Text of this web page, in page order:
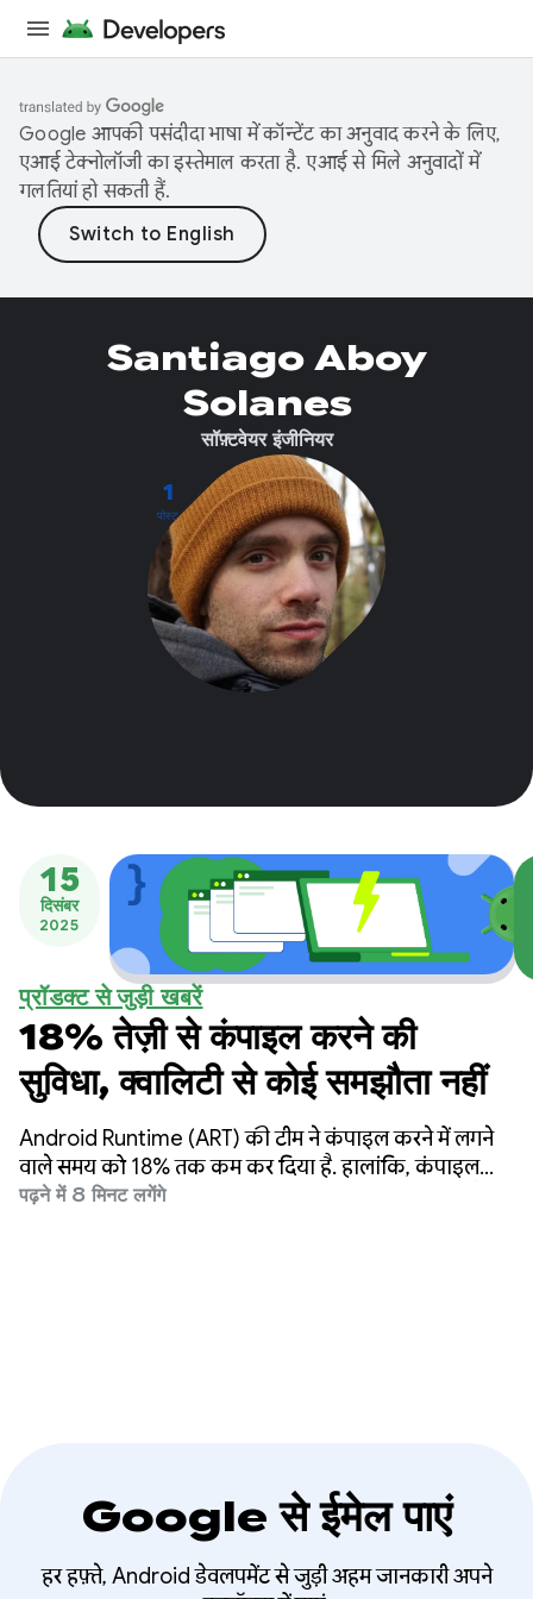
Google आपकी पसंदीदा भाषा में कॉन्टेंट का अनुवाद करने के लिए,
एआई टेक्नोलॉजी का इस्तेमाल करता है. एआई से मिले अनुवादों में
गलतियां हो सकती हैं.
1
पोस्ट
Santiago Aboy
Solanes
सॉफ़्टवेयर इंजीनियर
15
दिसंबर
2025
प्रॉडक्ट से जुड़ी खबरें
18% तेज़ी से कंपाइल करने की
सुविधा, क्वालिटी से कोई समझौता नहीं
Android Runtime (ART) की टीम ने कंपाइल करने में लगने
वाले समय को 18% तक कम कर दिया है. हालांकि, कंपाइल
किए गए कोड या मेमोरी के इस्तेमाल में कोई कमी नहीं आई है.
पढ़ने में 8 मिनट लगेंगे
Google से ईमेल पाएं
हर हफ़्ते, Android डेवलपमेंट से जुड़ी अहम जानकारी अपने